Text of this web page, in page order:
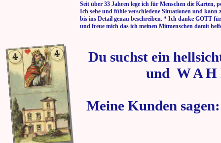
Seit über 33 Jahren lege ich für Menschen die Karten,
Ich sehe und fühle verschiedene Situationen und kann
bis ins Detail genau beschreiben. * Ich danke GOTT
und freue mich das ich meinen Mitmenschen damit
Du suchst ein
und W A H
Meine Kunden